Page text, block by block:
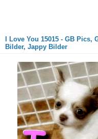
I Love You 15015 - GB
Bilder, Jappy Bilder